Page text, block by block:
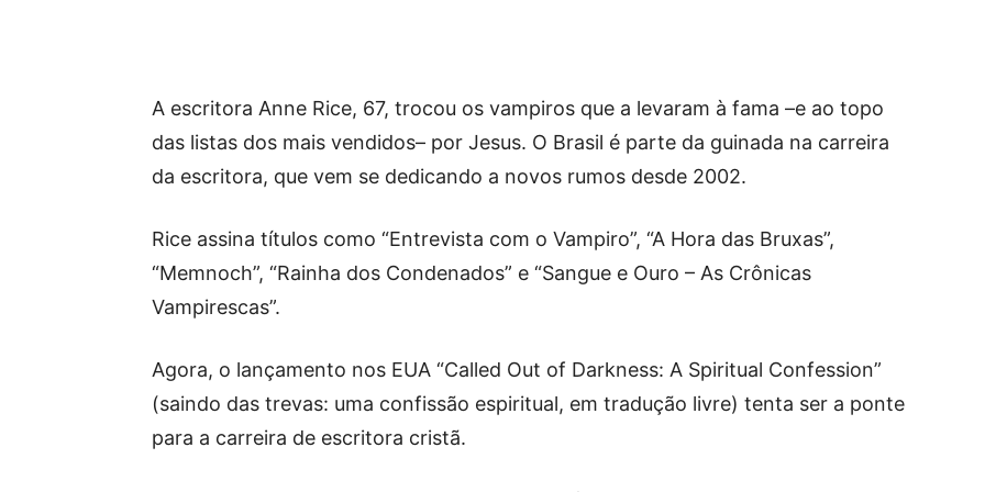
A escritora Anne Rice, 67, trocou os vampiros que a levaram à fama –e ao topo
das listas dos mais vendidos– por Jesus. O Brasil é parte da guinada na carreira
da escritora, que vem se dedicando a novos rumos desde 2002.
Rice assina títulos como “Entrevista com o Vampiro”, “A Hora das Bruxas”,
“Memnoch”, “Rainha dos Condenados” e “Sangue e Ouro – As Crônicas
Vampirescas”.
Agora, o lançamento nos EUA “Called Out of Darkness: A Spiritual Confession”
(saindo das trevas: uma confissão espiritual, em tradução livre) tenta ser a ponte
para a carreira de escritora cristã.